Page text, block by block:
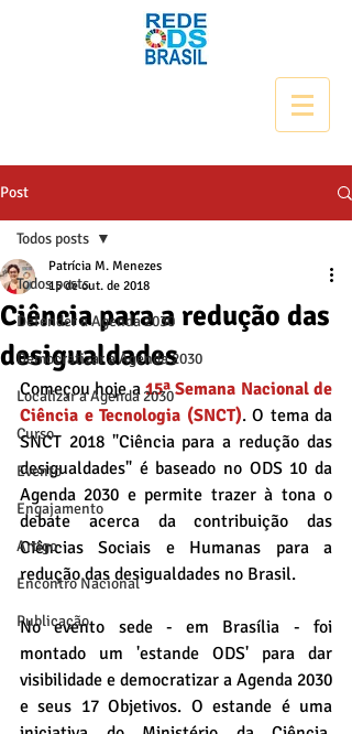
Post
Todos posts
Defender a Agenda 2030
Democratizar a Agenda 2030
Localizar a Agenda 2030
Curso
Evento
Engajamento
Artigo
Encontro Nacional
Publicação
Todos posts
Ciência para a redução das
desigualdades
Patrícia M. Menezes
15 de out. de 2018
Começou hoje a 15ª Semana Nacional de
Ciência e Tecnologia (SNCT). O tema da
SNCT 2018 "Ciência para a redução das
desigualdades" é baseado no ODS 10 da
Agenda 2030 e permite trazer à tona o
debate acerca da contribuição das
Ciências Sociais e Humanas para a
redução das desigualdades no Brasil.
No evento sede - em Brasília - foi
montado um 'estande ODS' para dar
visibilidade e democratizar a Agenda 2030
e seus 17 Objetivos. O estande é uma